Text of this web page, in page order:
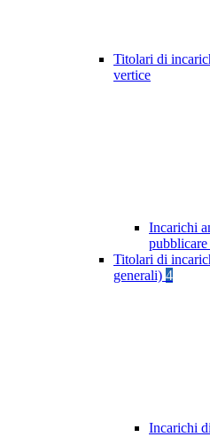
Titolari di
vertice
Incarichi
Titolari di
generali) 4
Incarichi